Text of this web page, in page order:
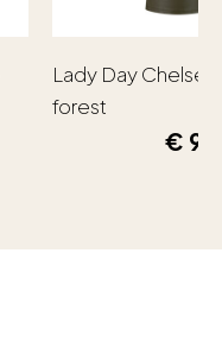
Lady Day
forest
€